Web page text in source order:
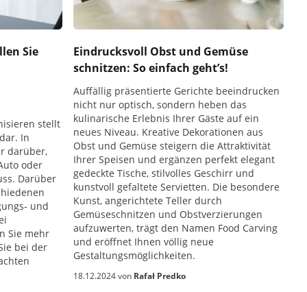
Sie
stellt
In
darüber,
oder
Darüber
und
Sie mehr
bei der
Eindrucksvoll Obst und Gemüse
schnitzen: So einfach geht’s!
Auffällig präsentierte Gerichte beeindrucken
nicht nur optisch, sondern heben das
kulinarische Erlebnis Ihrer Gäste auf ein
neues Niveau. Kreative Dekorationen aus
Obst und Gemüse steigern die Attraktivität
Ihrer Speisen und ergänzen perfekt elegant
gedeckte Tische, stilvolles Geschirr und
kunstvoll gefaltete Servietten. Die besondere
Kunst, angerichtete Teller durch
Gemüseschnitzen und Obstverzierungen
aufzuwerten, trägt den Namen Food Carving
und eröffnet Ihnen völlig neue
Gestaltungsmöglichkeiten.
18.12.2024 von Rafał Predko